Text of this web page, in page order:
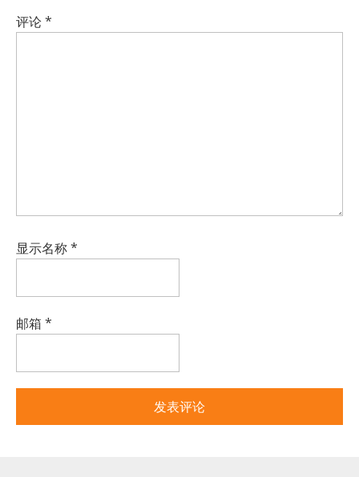
评论*
显示名称*
邮箱 *